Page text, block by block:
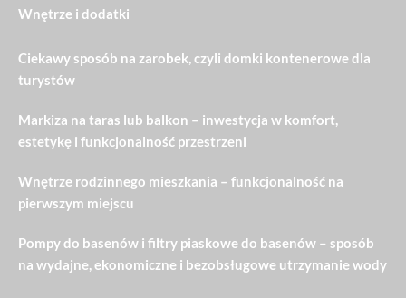
Wnętrze i dodatki
Ciekawy sposób na zarobek, czyli domki kontenerowe dla
turystów
Markiza na taras lub balkon – inwestycja w komfort,
estetykę i funkcjonalność przestrzeni
Wnętrze rodzinnego mieszkania – funkcjonalność na
pierwszym miejscu
Pompy do basenów i filtry piaskowe do basenów – sposób
na wydajne, ekonomiczne i bezobsługowe utrzymanie wody